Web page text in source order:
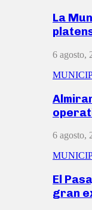
La
6 agosto,
6 agosto,
El
gran